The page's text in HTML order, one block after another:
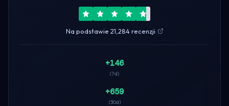
Na podstawie 21,284 recenzji
+146
(7d)
+659
(30d)